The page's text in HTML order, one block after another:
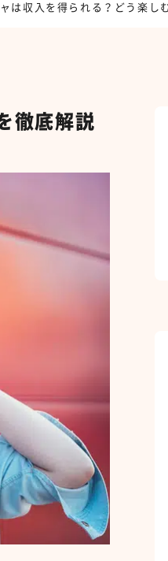
は収入を得られる？どう楽し
徹底解説